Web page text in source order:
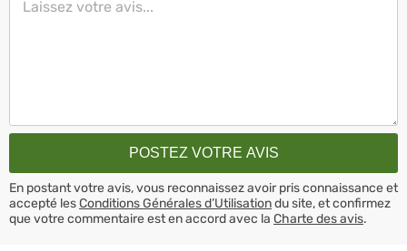
En postant votre avis, vous reconnaissez avoir pris connaissance et
accepté lesConditions Générales d’Utilisationdu site, et confirmez
que votre commentaire est en accord avec la Charte des avis.